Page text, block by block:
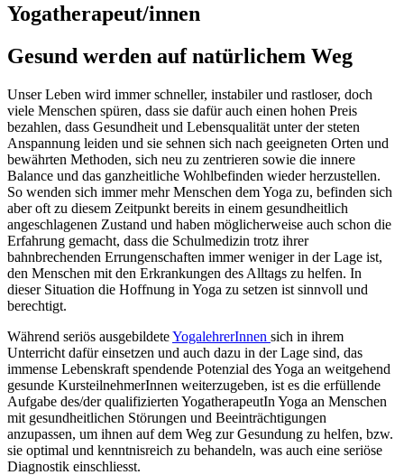
Yogatherapeut/innen
Gesund werden auf natürlichem Weg
Unser Leben wird immer schneller, instabiler und rastloser, doch
viele Menschen spüren, dass sie da­für auch einen hohen Preis
bezahlen, dass Gesundheit und Lebensqualität unter der steten
Anspan­nung leiden und sie sehnen sich nach geeigneten Orten und
bewährten Methoden, sich neu zu zentrieren sowie die innere
Balance und das ganzheitliche Wohlbefinden wieder herzustellen.
So wenden sich immer mehr Menschen dem Yoga zu, befinden sich
aber oft zu diesem Zeitpunkt bereits in einem gesundheitlich
angeschlagenen Zustand und haben möglicherweise auch schon die
Erfahrung gemacht, dass die Schulmedizin trotz ihrer
bahnbrechenden Errungenschaften immer weniger in der Lage ist,
den Menschen mit den Erkrankungen des Alltags zu helfen. In
dieser Situation die Hoffnung in Yoga zu setzen ist sinnvoll und
berechtigt.
Während seriös ausgebildeteYogalehrerInnen sich in ihrem
Unterricht dafür einsetzen und auch dazu in der Lage sind, das
immense Lebenskraft spendende Potenzial des Yoga an weitgehend
gesunde KursteilnehmerInnen weiterzugeben, ist es die erfüllende
Aufgabe des/der qualifizierten YogatherapeutIn Yoga an Menschen
mit gesundheitlichen Störungen und Beeinträchtigungen
anzupassen, um ihnen auf dem Weg zur Gesundung zu helfen, bzw.
sie optimal und kenntnisreich zu behandeln, was auch eine seriöse
Diagnostik einschliesst.